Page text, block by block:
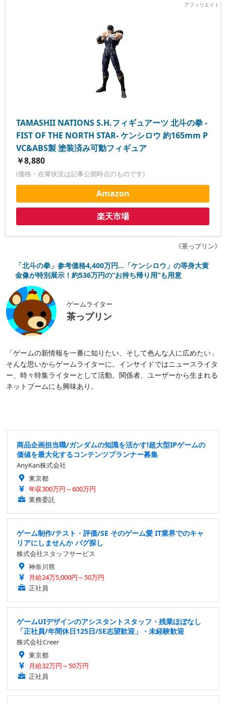
TAMASHII NATIONS S.H.フィギュアーツ 北斗の拳 -
FIST OF THE NORTH STAR- ケンシロウ 約165mm P
VC&ABS製 塗装済み可動フィギュア
￥8,880
(価格・在庫状況は記事公開時点のものです)
Amazon
楽天市場
《茶っプリン》
「北斗の拳」参考価格4,400万円…「ケンシロウ」の等身大黄
金像が特別展示！約536万円の“お持ち帰り用”も用意
ゲームライター
茶っプリン
「ゲームの新情報を一番に知りたい、そして色んな人に広めたい」
そんな思いからゲームライターに。インサイドではニュースライタ
ー、時々特集ライターとして活動。関係者、ユーザーから生まれる
ネットブームにも興味あり。
商品企画担当職/ガンダムの知識を活かす!超大型IPゲームの
価値を最大化するコンテンツプランナー募集
AnyKan株式会社
東京都
年収300万円～600万円
業務委託
ゲーム制作/テスト・評価/SE そのゲーム愛 IT業界でのキャ
リアにしませんか バグ探し
株式会社スタッフサービス
神奈川県
月給24万5,000円～50万円
正社員
ゲームUIデザインのアシスタントスタッフ・残業ほぼなし
「正社員/年間休日125日/SE志望歓迎」・未経験歓迎
株式会社Creer
東京都
月給32万円～50万円
正社員